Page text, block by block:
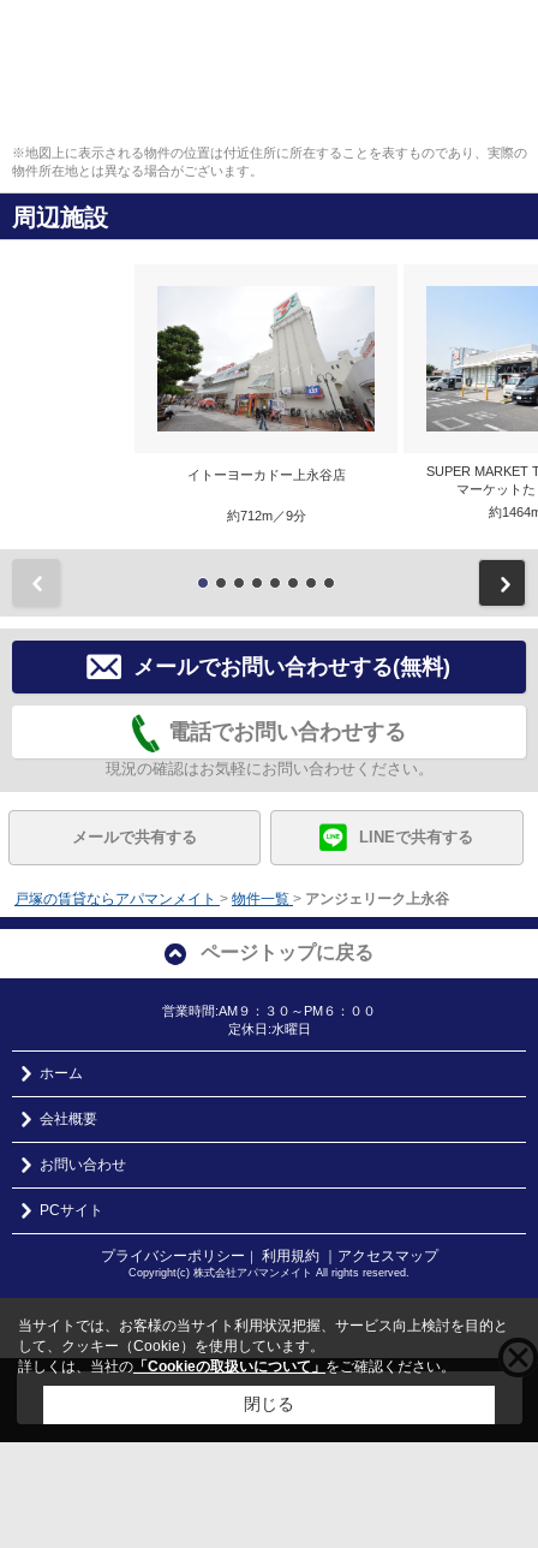
※地図上に表示される物件の位置は付近住所に所在することを表すものであり、実際の
物件所在地とは異なる場合がございます。
周辺施設
イトーヨーカドー上永谷店
約712m／9分
SUPER MARKET
マーケット
約
メールでお問い合わせする(無料)
電話でお問い合わせする
現況の確認はお気軽にお問い合わせください。
メールで共有する LINEで共有する
戸塚の賃貸ならアパマンメイト > 物件一覧 > アンジェリーク上永谷
ページトップに戻る
営業時間:AM９：３０～PM６：００
定休日:水曜日
ホーム
会社概要
お問い合わせ
PCサイト
プライバシーポリシー 利用規約 ｜アクセスマップ
Copyright(c) 株式会社アパマンメイト All rights reserved.
こちらの物件をご覧の方にお勧めな物件
当サイトでは、お客様の当サイト利用状況把握、サービス向上検討を目的と
して、クッキー（Cookie）を使用しています。
詳しくは、当社の 「Cookieの取扱いについて」 をご確認ください。
閉じる